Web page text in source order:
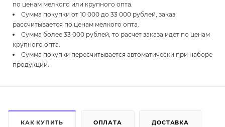
по ценам мелкого или крупного опта.
Сумма покупки от 10 000 до 33 000 рублей, заказ
рассчитывается по ценам мелкого опта.
Сумма более 33 000 рублей, то расчет заказа идет по ценам
крупного опта.
Сумма покупки пересчитывается автоматически при наборе
продукции.
КАК КУПИТЬ ОПЛАТА ДОСТАВКА